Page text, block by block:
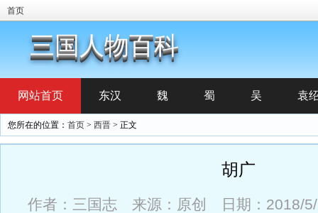
首页
三国人物百科
网站首页 东汉 魏 蜀 吴 袁
您所在的位置： 首页 > 西晋 > 正文
胡广
作者：三国志 来源：原创 日期：2018/